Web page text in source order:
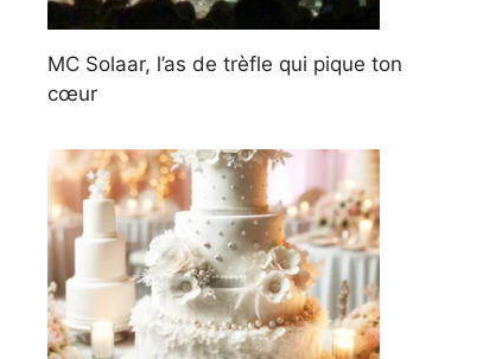
MC Solaar, l’as de trèfle qui pique ton
cœur